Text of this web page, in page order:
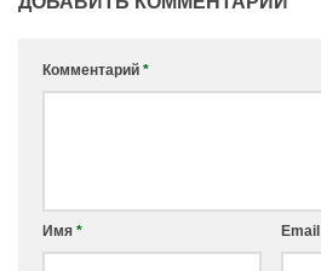
Комментарий *
Имя * Email